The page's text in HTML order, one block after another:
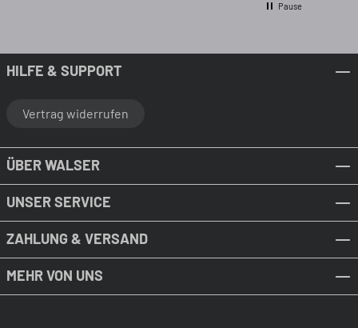
Pause
HILFE & SUPPORT
Vertrag widerrufen
ÜBER WALSER
UNSER SERVICE
ZAHLUNG & VERSAND
MEHR VON UNS